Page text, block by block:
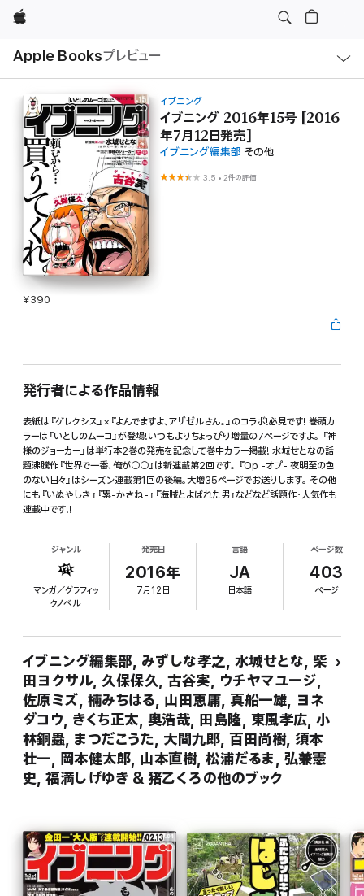
Apple
Apple Booksプレビュー
ル
イブニング
イブニング 2016年15号 [2016
年7月12日発売]
イブニング編集部 その他
3.5 •2件の評価
¥390
発行者による作品情報
表紙は『ゲレクシス』×『よんでますよ、アザゼルさん。』のコラボ!必見です! 巻頭カ
ラーは『いとしのムーコ』が登場!いつもよりちょっぴり増量の7ページですよ。 『神
様のジョーカー』は単行本2巻の発売を記念して巻中カラー掲載! 水城せとなの話
題沸騰作『世界で一番、俺が○○』は新連載第2回です。 『Op -オプ- 夜明至の色
のない日々』はシーズン連載第1回の後編。大増35ページでお送りします。 その他
にも『いぬやしき』『累-かさね-』『海賊とよばれた男』などなど話題作・人気作も
連載中です!!
ジャンル
マンガ／グラフィッ
クノベル
発売日
2016年
7月12日
言語
JA
日本語
ページ数
403
ページ
イブニング編集部, みずしな孝之, 水城せとな, 柴
田ヨクサル, 久保保久, 古谷実, ウチヤマユージ,
佐原ミズ, 楠みちはる, 山田恵庸, 真船一雄, ヨネ
ダコウ, きくち正太, 奥浩哉, 田島隆, 東風孝広, 小
林銅蟲, まつだこうた, 大間九郎, 百田尚樹, 須本
壮一, 岡本健太郎, 山本直樹, 松浦だるま, 弘兼憲
史, 福満しげゆき & 猪乙くろの他のブック